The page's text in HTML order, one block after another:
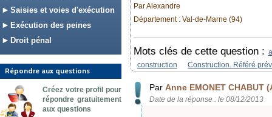
Saisies et voies d'exécution
Exécution des peines
Droit pénal
Répondre aux questions
Créez votre profil pour
répondre gratuitement
aux questions
Par Alexandre
Département : Val-de-Marne (94)
Mots clés de cette question :
construction
Construction. Référé
Par Anne EMONET CHABUT
Date de la réponse : le 08/12/2013